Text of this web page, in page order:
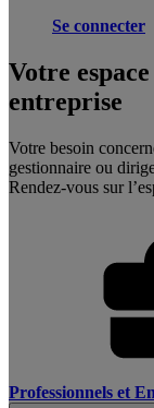
Se connecter
Votre
entreprise
Votre besoin
gestionnaire ou
Rendez-vous sur
Professionnels et